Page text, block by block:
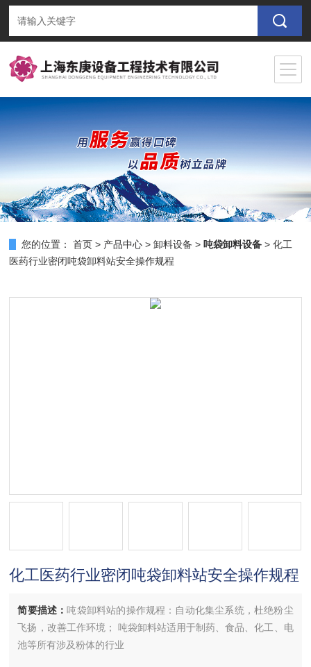
您的位置： 首页 > 产品中心 >卸料设备 > 吨袋卸料设备 > 化工
医药行业密闭吨袋卸料站安全操作规程
化工医药行业密闭吨袋卸料站安全操作规程
简要描述：吨袋卸料站的操作规程：自动化集尘系统，杜绝粉尘
飞扬，改善工作环境； 吨袋卸料站适用于制药、食品、化工、电
池等所有涉及粉体的行业